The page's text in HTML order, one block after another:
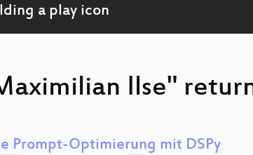
Ilse"
Prompt‑Optimierung mit DSPy